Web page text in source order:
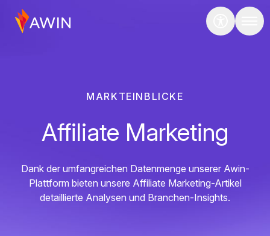
MARKTEINBLICKE
Affiliate Marketing
Dank der umfangreichen Datenmenge unserer Awin-
Plattform bieten unsere Affiliate Marketing-Artikel
detaillierte Analysen und Branchen-Insights.